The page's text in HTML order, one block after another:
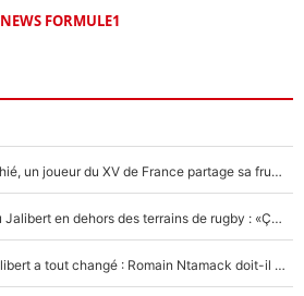
NEWS FORMULE1
Mis de côté par Fabien Galthié, un joueur du XV de France partage sa frustration : «ils ne me l’ont pas dit tout de suite»
La raison d'être de Matthieu Jalibert en dehors des terrains de rugby : «Ça m'atteint autant que si tu touches à un membre de ma famille»
XV de France - Matthieu Jalibert a tout changé : Romain Ntamack doit-il s’inquiéter pour sa place à un an de la Coupe du monde ?